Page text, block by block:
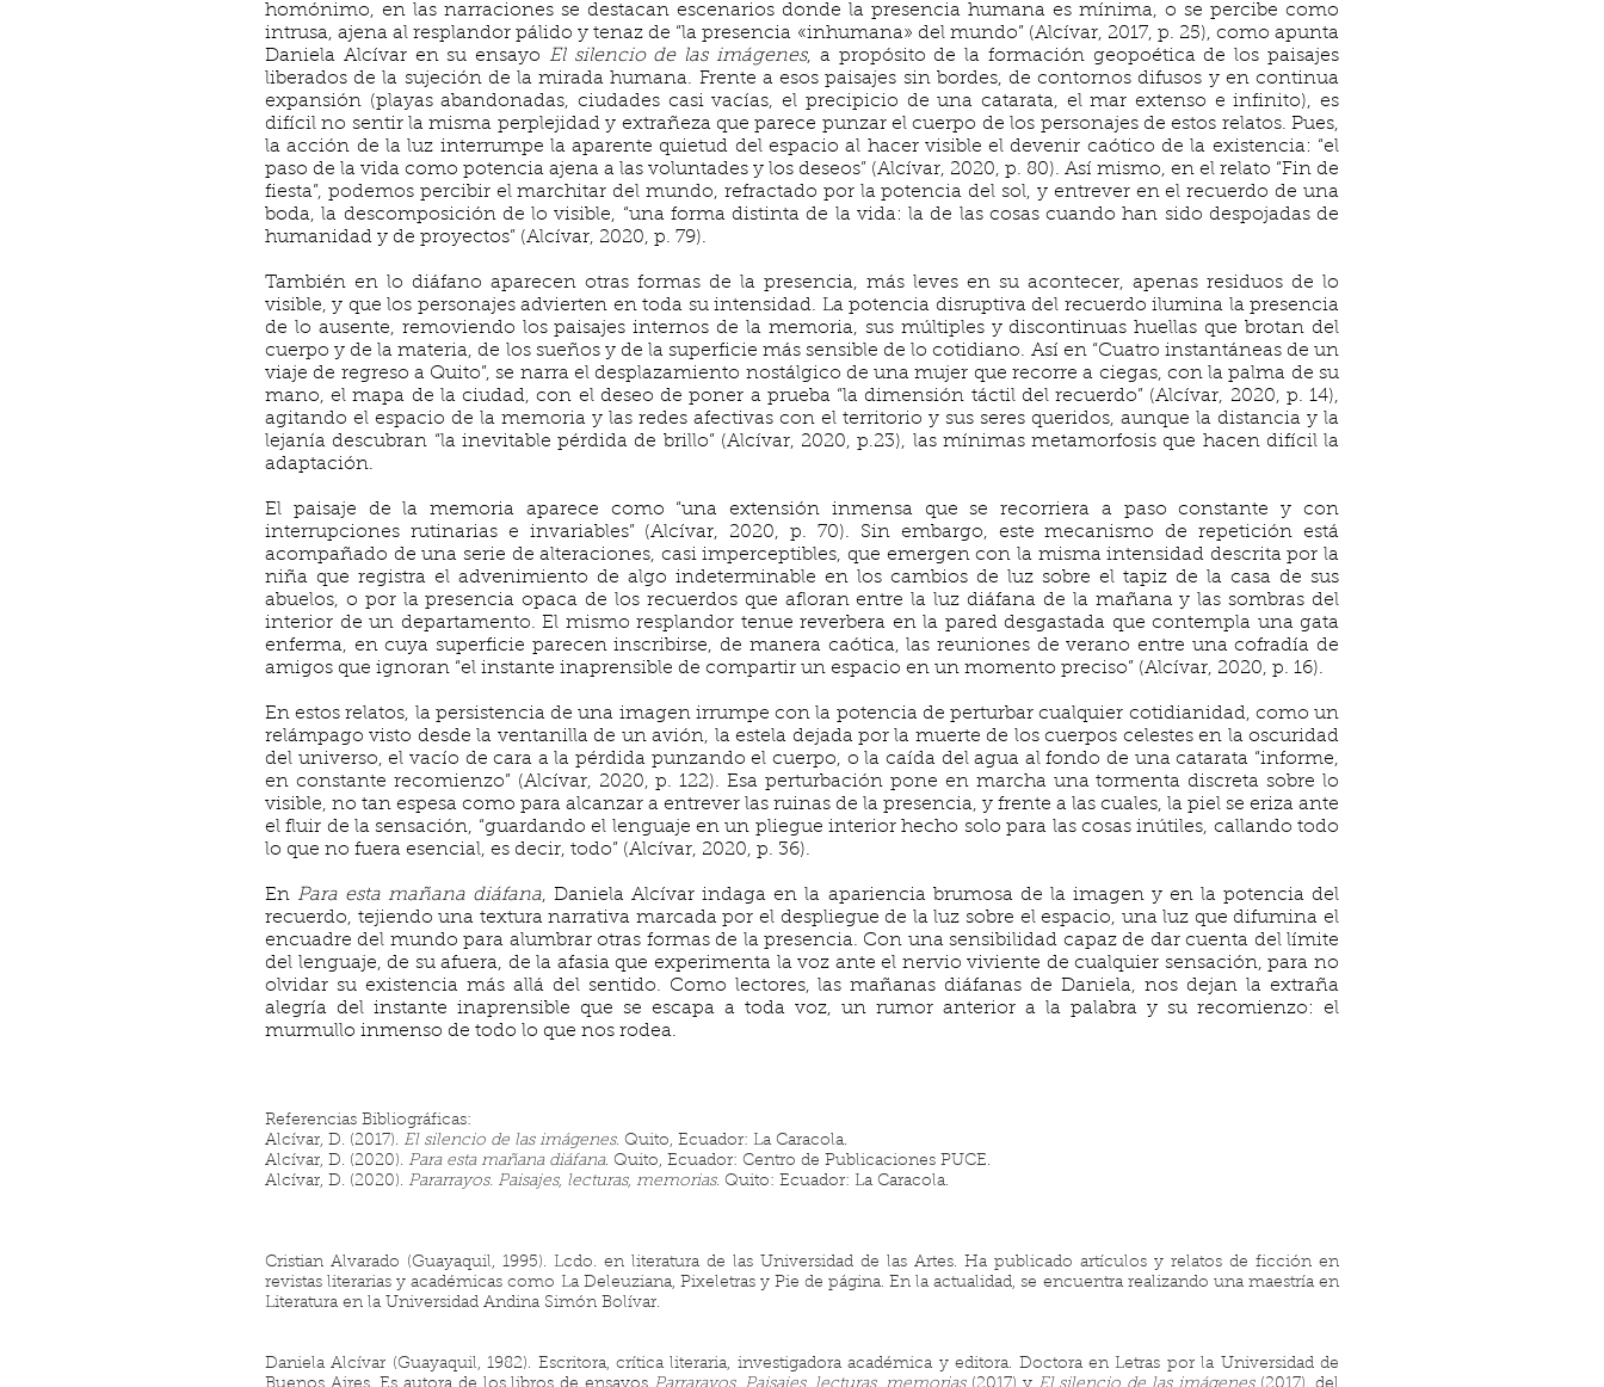
homónimo, en las narraciones se destacan escenarios donde la presencia humana es mínima, o se percibe como
intrusa, ajena al resplandor pálido y tenaz de “la presencia «inhumana» del mundo” (Alcívar, 2017, p. 25), como apunta
Daniela Alcívar en su ensayo El silencio de las imágenes, a propósito de la formación geopoética de los paisajes
liberados de la sujeción de la mirada humana. Frente a esos paisajes sin bordes, de contornos difusos y en continua
expansión (playas abandonadas, ciudades casi vacías, el precipicio de una catarata, el mar extenso e infinito), es
difícil no sentir la misma perplejidad y extrañeza que parece punzar el cuerpo de los personajes de estos relatos. Pues,
la acción de la luz interrumpe la aparente quietud del espacio al hacer visible el devenir caótico de la existencia: “el
paso de la vida como potencia ajena a las voluntades y los deseos” (Alcívar, 2020, p. 80). Así mismo, en el relato “Fin de
fiesta”, podemos percibir el marchitar del mundo, refractado por la potencia del sol, y entrever en el recuerdo de una
boda, la descomposición de lo visible, “una forma distinta de la vida: la de las cosas cuando han sido despojadas de
humanidad y de proyectos” (Alcívar, 2020, p. 79).
También en lo diáfano aparecen otras formas de la presencia, más leves en su acontecer, apenas residuos de lo
visible, y que los personajes advierten en toda su intensidad. La potencia disruptiva del recuerdo ilumina la presencia
de lo ausente, removiendo los paisajes internos de la memoria, sus múltiples y discontinuas huellas que brotan del
cuerpo y de la materia, de los sueños y de la superficie más sensible de lo cotidiano. Así en “Cuatro instantáneas de un
viaje de regreso a Quito”, se narra el desplazamiento nostálgico de una mujer que recorre a ciegas, con la palma de su
mano, el mapa de la ciudad, con el deseo de poner a prueba “la dimensión táctil del recuerdo” (Alcívar, 2020, p. 14),
agitando el espacio de la memoria y las redes afectivas con el territorio y sus seres queridos, aunque la distancia y la
lejanía descubran “la inevitable pérdida de brillo” (Alcívar, 2020, p.23), las mínimas metamorfosis que hacen difícil la
adaptación.
El paisaje de la memoria aparece como “una extensión inmensa que se recorriera a paso constante y con
interrupciones rutinarias e invariables” (Alcívar, 2020, p. 70). Sin embargo, este mecanismo de repetición está
acompañado de una serie de alteraciones, casi imperceptibles, que emergen con la misma intensidad descrita por la
niña que registra el advenimiento de algo indeterminable en los cambios de luz sobre el tapiz de la casa de sus
abuelos, o por la presencia opaca de los recuerdos que afloran entre la luz diáfana de la mañana y las sombras del
interior de un departamento. El mismo resplandor tenue reverbera en la pared desgastada que contempla una gata
enferma, en cuya superficie parecen inscribirse, de manera caótica, las reuniones de verano entre una cofradía de
amigos que ignoran “el instante inaprensible de compartir un espacio en un momento preciso” (Alcívar, 2020, p. 16).
En estos relatos, la persistencia de una imagen irrumpe con la potencia de perturbar cualquier cotidianidad, como un
relámpago visto desde la ventanilla de un avión, la estela dejada por la muerte de los cuerpos celestes en la oscuridad
del universo, el vacío de cara a la pérdida punzando el cuerpo, o la caída del agua al fondo de una catarata “informe,
en constante recomienzo” (Alcívar, 2020, p. 122). Esa perturbación pone en marcha una tormenta discreta sobre lo
visible, no tan espesa como para alcanzar a entrever las ruinas de la presencia, y frente a las cuales, la piel se eriza ante
el fluir de la sensación, “guardando el lenguaje en un pliegue interior hecho solo para las cosas inútiles, callando todo
lo que no fuera esencial, es decir, todo” (Alcívar, 2020, p. 36).
En Para esta mañana diáfana, Daniela Alcívar indaga en la apariencia brumosa de la imagen y en la potencia del
recuerdo, tejiendo una textura narrativa marcada por el despliegue de la luz sobre el espacio, una luz que difumina el
encuadre del mundo para alumbrar otras formas de la presencia. Con una sensibilidad capaz de dar cuenta del límite
del lenguaje, de su afuera, de la afasia que experimenta la voz ante el nervio viviente de cualquier sensación, para no
olvidar su existencia más allá del sentido. Como lectores, las mañanas diáfanas de Daniela, nos dejan la extraña
alegría del instante inaprensible que se escapa a toda voz, un rumor anterior a la palabra y su recomienzo: el
murmullo inmenso de todo lo que nos rodea.
Referencias Bibliográficas:
Alcívar, D. (2017). El silencio de las imágenes. Quito, Ecuador: La Caracola.
Alcívar, D. (2020). Para esta mañana diáfana. Quito, Ecuador: Centro de Publicaciones PUCE.
Alcívar, D. (2020). Pararrayos. Paisajes, lecturas, memorias. Quito: Ecuador: La Caracola.
Cristian Alvarado (Guayaquil, 1995). Lcdo. en literatura de las Universidad de las Artes. Ha publicado artículos y relatos de ficción en
revistas literarias y académicas como La Deleuziana, Pixeletras y Pie de página. En la actualidad, se encuentra realizando una maestría en
Literatura en la Universidad Andina Simón Bolívar.
Daniela Alcívar (Guayaquil, 1982). Escritora, crítica literaria, investigadora académica y editora. Doctora en Letras por la Universidad de